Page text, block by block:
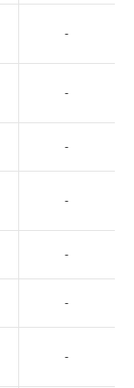
-
-
-
-
-
-
-